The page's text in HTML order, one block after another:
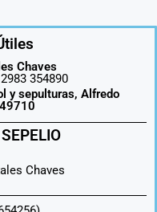
Chaves
354890
y sepulturas, Alfredo
Chaves